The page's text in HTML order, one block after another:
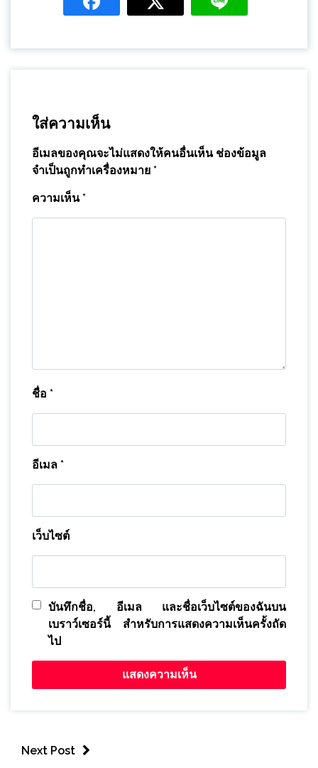
ใส่ความเห็น
อีเมลของคุณจะไม่แสดงให้คนอื่นเห็น ช่องข้อมูล
จำเป็นถูกทำเครื่องหมาย *
ความเห็น*
ชื่อ *
อีเมล *
เว็บไซต์
บันทึกชื่อ, อีเมล และชื่อเว็บไซต์ของฉันบน
เบราว์เซอร์นี้ สำหรับการแสดงความเห็นครั้งถัด
ไป
Next Post